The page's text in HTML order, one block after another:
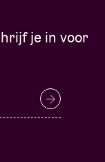
je in voor